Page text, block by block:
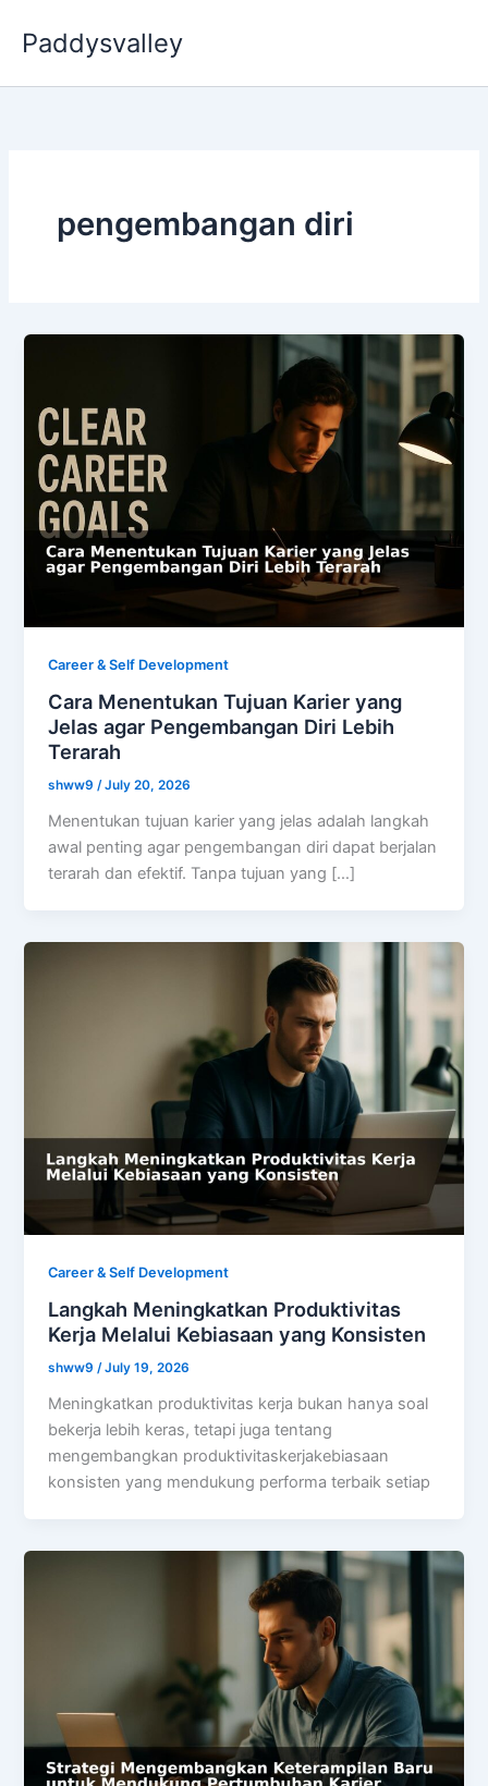
Paddysvalley
pengembangan diri
Career & Self Development
Cara Menentukan Tujuan Karier yang
Jelas agar Pengembangan Diri Lebih
Terarah
shww9/July 20, 2026
Menentukan tujuan karier yang jelas adalah langkah
awal penting agar pengembangan diri dapat berjalan
terarah dan efektif. Tanpa tujuan yang […]
Career & Self Development
Langkah Meningkatkan Produktivitas
Kerja Melalui Kebiasaan yang Konsisten
shww9/July 19, 2026
Meningkatkan produktivitas kerja bukan hanya soal
bekerja lebih keras, tetapi juga tentang
mengembangkan produktivitaskerjakebiasaan
konsisten yang mendukung performa terbaik setiap